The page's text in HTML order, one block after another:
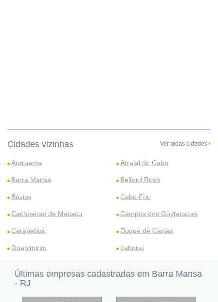
Cidades vizinhas Ver todas cidades
Araruama Arraial do Cabo
Barra Mansa Belford Roxo
Búzios Cabo Frio
Cachoeiras de Macacu Campos dos Goytacazes
Carapebus Duque de Caxias
Guapimirim Itaboraí
Últimas empresas cadastradas em Barra Mansa
- RJ